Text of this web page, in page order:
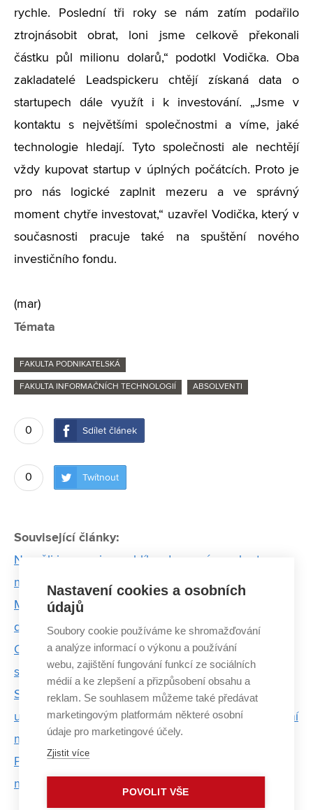
rychle. Poslední tři roky se nám zatím podařilo
ztrojnásobit obrat, loni jsme celkově překonali
částku půl milionu dolarů,“ podotkl Vodička. Oba
zakladatelé Leadspickeru chtějí získaná data o
startupech dále využít i k investování. „Jsme v
kontaktu s největšími společnostmi a víme, jaké
technologie hledají. Tyto společnosti ale nechtějí
vždy kupovat startup v úplných počátcích. Proto je
pro nás logické zaplnit mezeru a ve správný
moment chytře investovat,“ uzavřel Vodička, který v
současnosti pracuje také na spuštění nového
investičního fondu.
(mar)
Témata
FAKULTA PODNIKATELSKÁ
FAKULTA INFORMAČNÍCH TECHNOLOGIÍ ABSOLVENTI
0 Sdílet článek
0 Twítnout
Související články:
Neměli jsme ani na rohlíky, dnes máme obrat v
milionech, říká spoluzakladatel Smartsupp
Miliony cestovatelů si pohodlněji plánují dovolenou
díky absolventovi VUT
Optimalizace a monitoring spánku – studenti VUT
sklízí úspěchy s projektem spánkového asistenta
Studenti VUT a MUNI pracují s geneticky
upravenými bakteriemi. Projekt přihlásili do prestižní
mezinárodní soutěže
Projekt studentů FP VUT chce zefektivnit a
modernizovat přepravu zboží
Nastavení cookies a osobních
údajů
Soubory cookie používáme ke shromažďování
a analýze informací o výkonu a používání
webu, zajištění fungování funkcí ze sociálních
médií a ke zlepšení a přizpůsobení obsahu a
reklam. Se souhlasem můžeme také předávat
marketingovým platformám některé osobní
údaje pro marketingové účely.
Zjistit více
POVOLIT VŠE